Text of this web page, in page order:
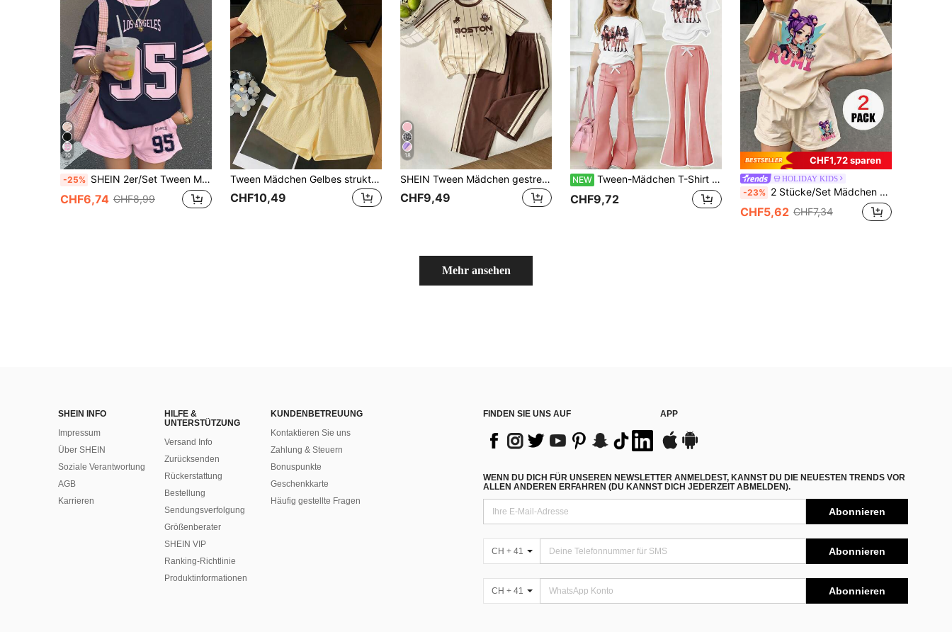
10
-25% SHEIN 2er/Set Tween Mädchen Marineblau & Rosa Streetwear Trikot Nummer 95 Grafik T-Shirt und Shorts Set, Schulanfang, Sommer, Schule, Cowboy Outfits
CHF6,74 CHF8,99
Tween Mädchen Gelbes strukturiertes Design asymmetrischer Saum Seestern Dekor T-Shirt und Shorts Set
CHF10,49
18
SHEIN Tween Mädchen gestreiftes Banddetail Rundhals Kurzarm T-Shirt und lange Hose Set Schulanfang
CHF9,49
NEW Tween-Mädchen T-Shirt mit Cartoon-Charakterdruck am Rundhalsausschnitt und kurzen Ärmeln und rosa ausgestellte Hose
CHF9,72
CHF1,72 sparen
HOLIDAY KIDS
-23% 2 Stücke/Set Mädchen Cartoon RUMI Muster Kurzarm T-Shirt und Shorts Set, koreanischer süßer und energiegeladener Stil, atmungsaktiver lässig Outfit, bequem und weich, vielseitige Kinderkleidung
CHF5,62 CHF7,34
Mehr ansehen
SHEIN INFO
Impressum
Über SHEIN
Soziale Verantwortung
AGB
Karrieren
HILFE &
UNTERSTÜTZUNG
Versand Info
Zurücksenden
Rückerstattung
Bestellung
Sendungsverfolgung
Größenberater
SHEIN VIP
Ranking-Richtlinie
​Produktinformationen
KUNDENBETREUUNG
Kontaktieren Sie uns
Zahlung & Steuern
Bonuspunkte
Geschenkkarte
Häufig gestellte Fragen
FINDEN SIE UNS AUF APP
WENN DU DICH FÜR UNSEREN NEWSLETTER ANMELDEST, KANNST DU DIE NEUESTEN TRENDS VOR
ALLEN ANDEREN ERFAHREN (DU KANNST DICH JEDERZEIT ABMELDEN).
Abonnieren
CH + 41 Abonnieren
CH + 41 Abonnieren